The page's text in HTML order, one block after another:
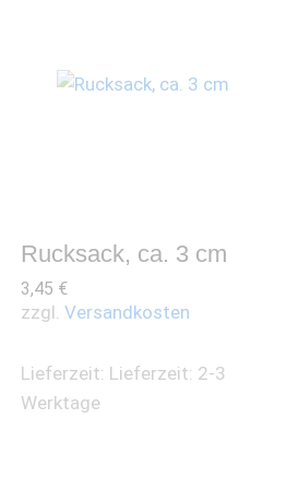
Rucksack, ca. 3 cm
3,45 €
zzgl.Versandkosten
Lieferzeit: Lieferzeit: 2-3
Werktage